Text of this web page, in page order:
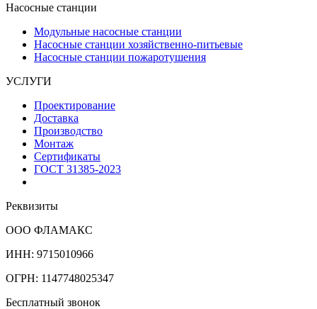
Насосные станции
Модульные насосные станции
Насосные станции хозяйственно-питьевые
Насосные станции пожаротушения
УСЛУГИ
Проектирование
Доставка
Производство
Монтаж
Сертификаты
ГОСТ 31385-2023
Реквизиты
ООО ФЛАМАКС
ИНН: 9715010966
ОГРН: 1147748025347
Бесплатный звонок